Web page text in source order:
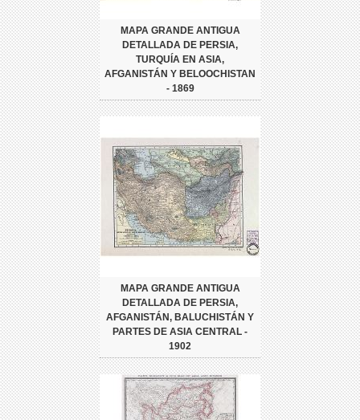
MAPA GRANDE ANTIGUA
DETALLADA DE PERSIA,
TURQUÍA EN ASIA,
AFGANISTÁN Y BELOOCHISTAN
- 1869
MAPA GRANDE ANTIGUA
DETALLADA DE PERSIA,
AFGANISTÁN, BALUCHISTÁN Y
PARTES DE ASIA CENTRAL -
1902